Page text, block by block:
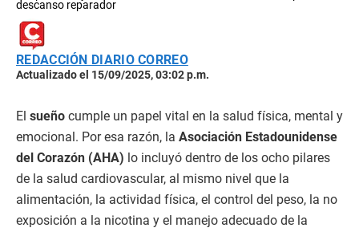
descanso reparador
REDACCIÓN DIARIO CORREO
Actualizado el 15/09/2025, 03:02 p.m.
El sueño cumple un papel vital en la salud física, mental y
emocional. Por esa razón, la Asociación Estadounidense
del Corazón (AHA) lo incluyó dentro de los ocho pilares
de la salud cardiovascular, al mismo nivel que la
alimentación, la actividad física, el control del peso, la no
exposición a la nicotina y el manejo adecuado de la